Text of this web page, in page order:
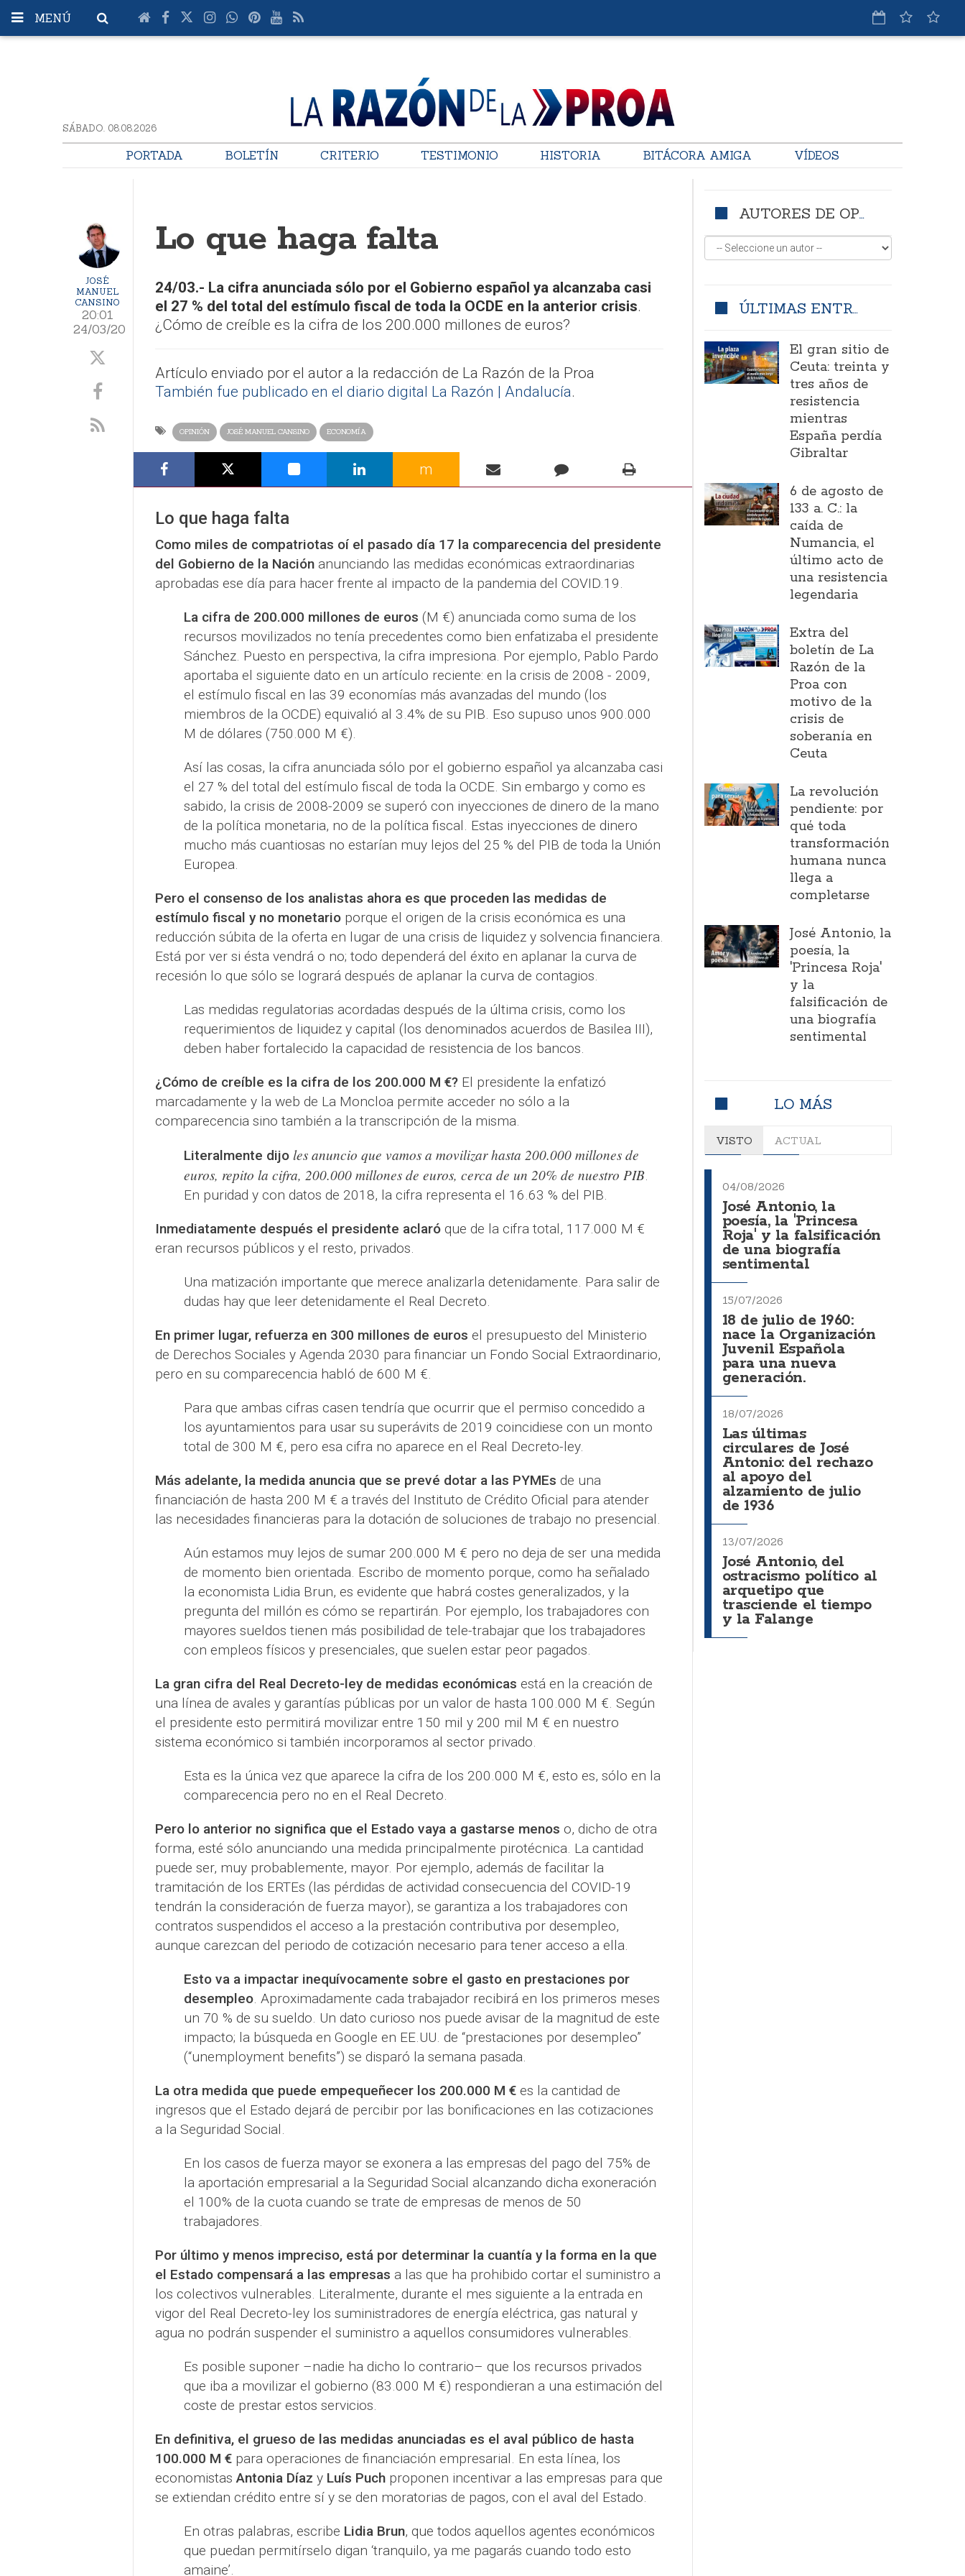
MENÚ
SÁBADO. 08.08.2026
PORTADA BOLETÍN CRITERIO TESTIMONIO HISTORIA BITÁCORA AMIGA VÍDEOS
JOSÉ
MANUEL
CANSINO
20:01
24/03/20
Lo que haga falta
24/03.- La cifra anunciada sólo por el Gobierno español ya alcanzaba casi
el 27 % del total del estímulo fiscal de toda la OCDE en la anterior crisis.
¿Cómo de creíble es la cifra de los 200.000 millones de euros?
Artículo enviado por el autor a la redacción de La Razón de la Proa
También fue publicado en el diario digital La Razón | Andalucía.
OPINIÓN JOSÉ MANUEL CANSINO ECONOMÍA
m
Lo que haga falta
Como miles de compatriotas oí el pasado día 17 la comparecencia del presidente
del Gobierno de la Naciónanunciando las medidas económicas extraordinarias
aprobadas ese día para hacer frente al impacto de la pandemia del COVID.19.
La cifra de 200.000 millones de euros (M €) anunciada como suma de los
recursos movilizados no tenía precedentes como bien enfatizaba el presidente
Sánchez. Puesto en perspectiva, la cifra impresiona. Por ejemplo, Pablo Pardo
aportaba el siguiente dato en un artículo reciente: en la crisis de 2008 - 2009,
el estímulo fiscal en las 39 economías más avanzadas del mundo (los
miembros de la OCDE) equivalió al 3.4% de su PIB. Eso supuso unos 900.000
M de dólares (750.000 M €).
Así las cosas, la cifra anunciada sólo por el gobierno español ya alcanzaba casi
el 27 % del total del estímulo fiscal de toda la OCDE. Sin embargo y como es
sabido, la crisis de 2008-2009 se superó con inyecciones de dinero de la mano
de la política monetaria, no de la política fiscal. Estas inyecciones de dinero
mucho más cuantiosas no estarían muy lejos del 25 % del PIB de toda la Unión
Europea.
Pero el consenso de los analistas ahora es que proceden las medidas de
estímulo fiscal y no monetarioporque el origen de la crisis económica es una
reducción súbita de la oferta en lugar de una crisis de liquidez y solvencia financiera.
Está por ver si ésta vendrá o no; todo dependerá del éxito en aplanar la curva de
recesión lo que sólo se logrará después de aplanar la curva de contagios.
Las medidas regulatorias acordadas después de la última crisis, como los
requerimientos de liquidez y capital (los denominados acuerdos de Basilea III),
deben haber fortalecido la capacidad de resistencia de los bancos.
¿Cómo de creíble es la cifra de los 200.000 M €? El presidente la enfatizó
marcadamente y la web de La Moncloa permite acceder no sólo a la
comparecencia sino también a la transcripción de la misma.
Literalmente dijo les anuncio que vamos a movilizar hasta 200.000 millones de
euros, repito la cifra, 200.000 millones de euros, cerca de un 20% de nuestro PIB.
En puridad y con datos de 2018, la cifra representa el 16.63 % del PIB.
Inmediatamente después el presidente aclaróque de la cifra total, 117.000 M €
eran recursos públicos y el resto, privados.
Una matización importante que merece analizarla detenidamente. Para salir de
dudas hay que leer detenidamente el Real Decreto.
En primer lugar, refuerza en 300 millones de euros el presupuesto del Ministerio
de Derechos Sociales y Agenda 2030 para financiar un Fondo Social Extraordinario,
pero en su comparecencia habló de 600 M €.
Para que ambas cifras casen tendría que ocurrir que el permiso concedido a
los ayuntamientos para usar su superávits de 2019 coincidiese con un monto
total de 300 M €, pero esa cifra no aparece en el Real Decreto-ley.
Más adelante, la medida anuncia que se prevé dotar a las PYMEs de una
financiación de hasta 200 M € a través del Instituto de Crédito Oficial para atender
las necesidades financieras para la dotación de soluciones de trabajo no presencial.
Aún estamos muy lejos de sumar 200.000 M € pero no deja de ser una medida
de momento bien orientada. Escribo de momento porque, como ha señalado
la economista Lidia Brun, es evidente que habrá costes generalizados, y la
pregunta del millón es cómo se repartirán. Por ejemplo, los trabajadores con
mayores sueldos tienen más posibilidad de tele-trabajar que los trabajadores
con empleos físicos y presenciales, que suelen estar peor pagados.
La gran cifra del Real Decreto-ley de medidas económicas está en la creación de
una línea de avales y garantías públicas por un valor de hasta 100.000 M €. Según
el presidente esto permitirá movilizar entre 150 mil y 200 mil M € en nuestro
sistema económico si también incorporamos al sector privado.
Esta es la única vez que aparece la cifra de los 200.000 M €, esto es, sólo en la
comparecencia pero no en el Real Decreto.
Pero lo anterior no significa que el Estado vaya a gastarse menos o, dicho de otra
forma, esté sólo anunciando una medida principalmente pirotécnica. La cantidad
puede ser, muy probablemente, mayor. Por ejemplo, además de facilitar la
tramitación de los ERTEs (las pérdidas de actividad consecuencia del COVID-19
tendrán la consideración de fuerza mayor), se garantiza a los trabajadores con
contratos suspendidos el acceso a la prestación contributiva por desempleo,
aunque carezcan del periodo de cotización necesario para tener acceso a ella.
Esto va a impactar inequívocamente sobre el gasto en prestaciones por
desempleo. Aproximadamente cada trabajador recibirá en los primeros meses
un 70 % de su sueldo. Un dato curioso nos puede avisar de la magnitud de este
impacto; la búsqueda en Google en EE.UU. de “prestaciones por desempleo”
(“unemployment benefits”) se disparó la semana pasada.
La otra medida que puede empequeñecer los 200.000 M €es la cantidad de
ingresos que el Estado dejará de percibir por las bonificaciones en las cotizaciones
a la Seguridad Social.
En los casos de fuerza mayor se exonera a las empresas del pago del 75% de
la aportación empresarial a la Seguridad Social alcanzando dicha exoneración
el 100% de la cuota cuando se trate de empresas de menos de 50
trabajadores.
Por último y menos impreciso, está por determinar la cuantía y la forma en la que
el Estado compensará a las empresas a las que ha prohibido cortar el suministro a
los colectivos vulnerables. Literalmente, durante el mes siguiente a la entrada en
vigor del Real Decreto-ley los suministradores de energía eléctrica, gas natural y
agua no podrán suspender el suministro a aquellos consumidores vulnerables.
Es posible suponer –nadie ha dicho lo contrario– que los recursos privados
que iba a movilizar el gobierno (83.000 M €) respondieran a una estimación del
coste de prestar estos servicios.
En definitiva, el grueso de las medidas anunciadas es el aval público de hasta
100.000 M € para operaciones de financiación empresarial. En esta línea, los
economistasAntonia Díaz y Luís Puchproponen incentivar a las empresas para que
se extiendan crédito entre sí y se den moratorias de pagos, con el aval del Estado.
En otras palabras, escribe Lidia Brun, que todos aquellos agentes económicos
que puedan permitírselo digan ‘tranquilo, ya me pagarás cuando todo esto
amaine’.
AUTORES DE OPINIÓN
ÚLTIMAS ENTRADAS
El gran sitio de
Ceuta: treinta y
tres años de
resistencia
mientras
España perdía
Gibraltar
6 de agosto de
133 a. C.: la
caída de
Numancia, el
último acto de
una resistencia
legendaria
Extra del
boletín de La
Razón de la
Proa con
motivo de la
crisis de
soberanía en
Ceuta
La revolución
pendiente: por
qué toda
transformación
humana nunca
llega a
completarse
José Antonio, la
poesía, la
'Princesa Roja'
y la
falsificación de
una biografía
sentimental
LO MÁS
VISTO ACTUAL
04/08/2026
José Antonio, la
poesía, la 'Princesa
Roja' y la falsificación
de una biografía
sentimental
15/07/2026
18 de julio de 1960:
nace la Organización
Juvenil Española
para una nueva
generación.
18/07/2026
Las últimas
circulares de José
Antonio: del rechazo
al apoyo del
alzamiento de julio
de 1936
13/07/2026
José Antonio, del
ostracismo político al
arquetipo que
trasciende el tiempo
y la Falange